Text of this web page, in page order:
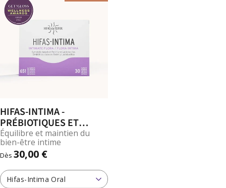
HIFAS-INTIMA -
PRÉBIOTIQUES ET
PROBIOTIQUES
VAGINAUX
Équilibre et maintien du
bien-être intime
Dès 30,00 €
Hifas-Intima Oral